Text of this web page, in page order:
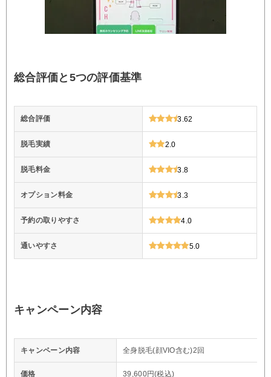
総合評価と5つの評価基準
総合評価 3.62
脱毛実績 2.0
脱毛料金 3.8
オプション料金 3.3
予約の取りやすさ 4.0
通いやすさ 5.0
キャンペーン内容
キャンペーン内容 全身脱毛(顔VIO含む)2回
価格 39,600円(税込)